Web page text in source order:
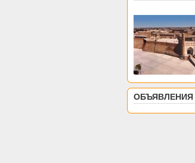
ОБЪЯВЛЕНИЯ